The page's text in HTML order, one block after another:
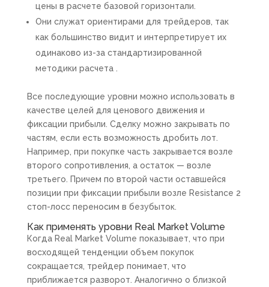
цены в расчете базовой горизонтали.
Они служат ориентирами для трейдеров, так
как большинство видит и интерпретирует их
одинаково из-за стандартизированной
методики расчета .
Все последующие уровни можно использовать в
качестве целей для ценового движения и
фиксации прибыли. Сделку можно закрывать по
частям, если есть возможность дробить лот.
Например, при покупке часть закрывается возле
второго сопротивления, а остаток — возле
третьего. Причем по второй части оставшейся
позиции при фиксации прибыли возле Resistance 2
стоп-лосс переносим в безубыток.
Как применять уровни Real Market Volume
Когда Real Market Volume показывает, что при
восходящей тенденции объем покупок
сокращается, трейдер понимает, что
приближается разворот. Аналогично о близкой